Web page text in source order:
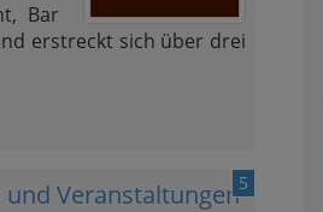
Bar
erstreckt sich über drei
5
Veranstaltungen